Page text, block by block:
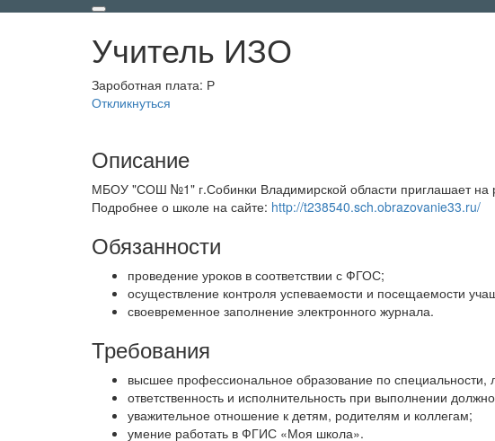
Учитель ИЗО
Зароботная плата: Р
Откликнуться
Описание
МБОУ "СОШ №1" г.Собинки Владимирской области приглашает на
Подробнее о школе на сайте: http://t238540.sch.obrazovanie33.ru/
Обязанности
проведение уроков в соответствии с ФГОС;
осуществление контроля успеваемости и посещаемости
своевременное заполнение электронного журнала.
Требования
высшее профессиональное образование по
ответственность и исполнительность при выполнении
уважительное отношение к детям, родителям и коллегам;
умение работать в ФГИС «Моя школа».